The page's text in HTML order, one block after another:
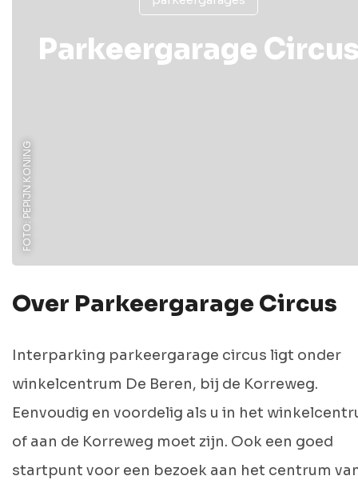
Parkeergarage
FOTO: PEPIJN KONING
Over Parkeergarage Circus
Interparking parkeergarage circus ligt onder
winkelcentrum De Beren, bij de Korreweg.
Eenvoudig en voordelig als u in het
of aan de Korreweg moet zijn. Ook een goed
startpunt voor een bezoek aan het centrum